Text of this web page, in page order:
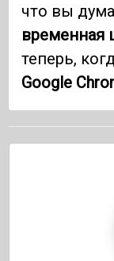
что вы
временная
теперь,
Google